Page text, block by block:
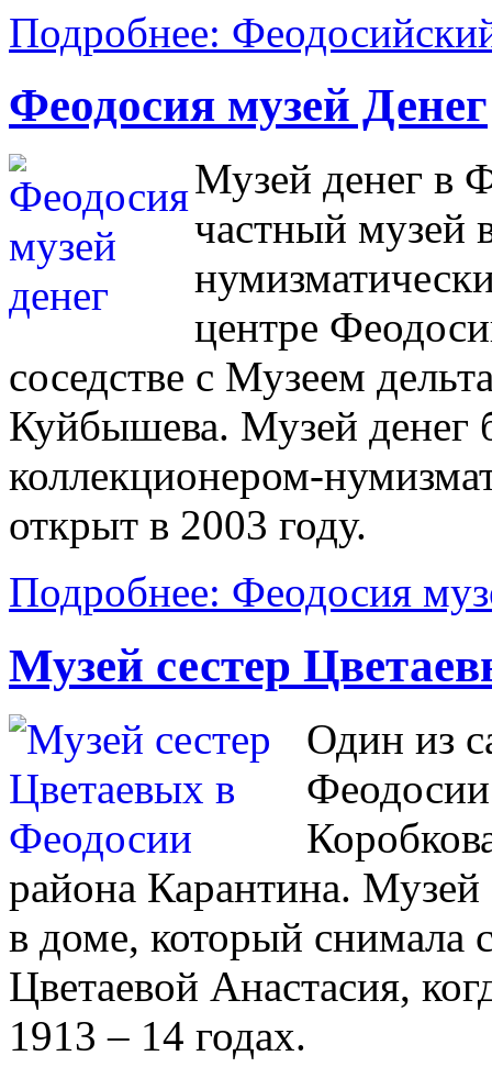
Подробнее:
Феодосия музей Денег
Музей денег в
частный музей
центре
соседстве с Музеем
Куйбышева. Музей денег
коллекционером-
открыт в 2003 году.
Подробнее: Феодосия
Музей сестер
Один из
района Карантина. Музей
в доме, который снимала
Цветаевой Анастасия,
1913 – 14 годах.